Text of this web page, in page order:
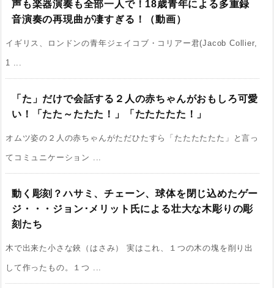
声も楽器演奏も全部一人で！18歳青年による多重録
音演奏の再現曲が凄すぎる！（動画）
イギリス、ロンドンの青年ジェイコブ・コリアー君(Jacob Collier,
1 ...
「た」だけで会話する２人の赤ちゃんがおもしろ可愛
い！「たた～たたた！」「たたたたた！」
オムツ姿の２人の赤ちゃんがただひたすら「たたたたたた」と言っ
てコミュニケーション ...
動く彫刻？ハサミ、チェーン、球体を閉じ込めたゲー
ジ・・・ジョン･メリット氏による壮大な木彫りの彫
刻たち
木で出来た小さな鋏（はさみ） 実はこれ、１つの木の塊を削り出
して作ったもの。１つ ...